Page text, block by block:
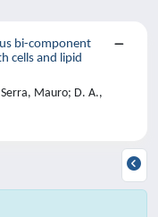
bi-component
cells and lipid
Mauro; D. A.,